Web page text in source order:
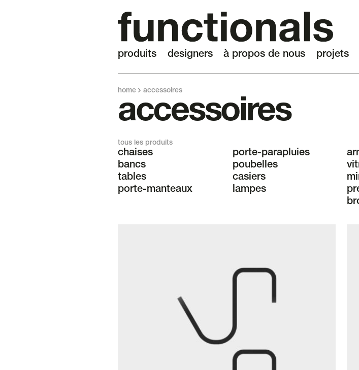
produits designers à propos de nous projets
home accessoires
accessoires
tous les produits
chaises
bancs
tables
porte-manteaux
porte-parapluies
poubelles
casiers
lampes